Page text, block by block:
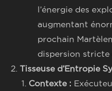
l’énergie des
augmentant
prochain
dispersion stricte
Tisseuse d’Entropie
Contexte :